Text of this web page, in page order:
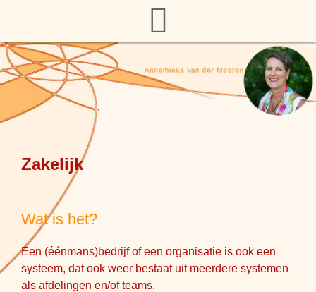
Zakelijk
Wat is het?
Een (éénmans)bedrijf of een organisatie is ook een
systeem, dat ook weer bestaat uit meerdere systemen
als afdelingen en/of teams.